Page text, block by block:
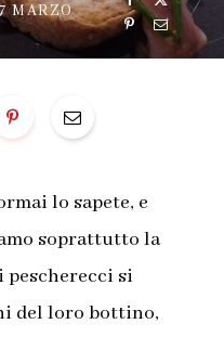
MARZO
lo sapete, e
soprattutto la
pescherecci si
del loro bottino,